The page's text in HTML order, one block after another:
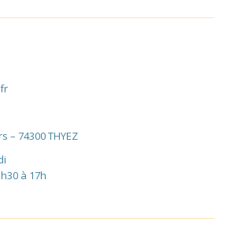
– 74300 THYEZ
à 17h